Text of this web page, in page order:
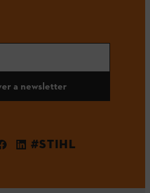
a newsletter
#STIHL